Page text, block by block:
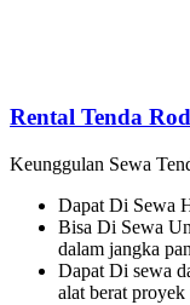
Rental Tenda
Keunggulan Sewa
Dapat Di Sewa
Bisa Di Sewa
dalam jangka
Dapat Di sewa
alat berat proyek